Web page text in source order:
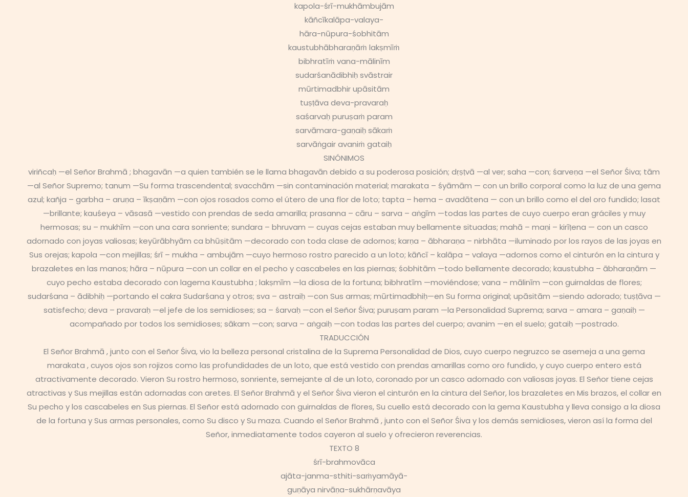
kapola-śrī-mukhāmbujām
kāñcīkalāpa-valaya-
hāra-nūpura-śobhitām
kaustubhābharaṇāṁ lakṣmīṁ
bibhratīṁ vana-mālinīm
sudarśanādibhiḥ svāstrair
mūrtimadbhir upāsitām
tuṣṭāva deva-pravaraḥ
saśarvaḥ puruṣaṁ param
sarvāmara-gaṇaiḥ sākaṁ
sarvāṅgair avaniṁ gataiḥ
SINÓNIMOS
viriñcaḥ —el Señor Brahmā ; bhagavān —a quien también se le llama bhagavān debido a su poderosa posición; dṛṣṭvā —al ver; saha —con; śarveṇa —el Señor Śiva; tām
—al Señor Supremo; tanum —Su forma trascendental; svacchām —sin contaminación material; marakata – śyāmām — con un brillo corporal como la luz de una gema
azul; kañja – garbha – aruṇa – īkṣaṇām —con ojos rosados ​​como el útero de una flor de loto; tapta – hema – avadātena — con un brillo como el del oro fundido; lasat
—brillante; kauśeya – vāsasā —vestido con prendas de seda amarilla; prasanna – cāru – sarva – aṅgīm —todas las partes de cuyo cuerpo eran gráciles y muy
hermosas; su – mukhīm —con una cara sonriente; sundara – bhruvam — cuyas cejas estaban muy bellamente situadas; mahā – maṇi – kirīṭena — con un casco
adornado con joyas valiosas; keyūrābhyām ca bhūṣitām —decorado con toda clase de adornos; karṇa – ābharaṇa – nirbhāta —iluminado por los rayos de las joyas en
Sus orejas; kapola —con mejillas; śrī – mukha – ambujām —cuyo hermoso rostro parecido a un loto; kāñcī – kalāpa – valaya —adornos como el cinturón en la cintura y
brazaletes en las manos; hāra – nūpura —con un collar en el pecho y cascabeles en las piernas; śobhitām —todo bellamente decorado; kaustubha – ābharaṇām —
cuyo pecho estaba decorado con lagema Kaustubha ; lakṣmīm —la diosa de la fortuna; bibhratīm —moviéndose; vana – mālinīm —con guirnaldas de flores;
sudarśana – ādibhiḥ —portando el cakra Sudarśana y otros; sva – astraiḥ —con Sus armas; mūrtimadbhiḥ—en Su forma original; upāsitām —siendo adorado; tuṣṭāva —
satisfecho; deva – pravaraḥ —el jefe de los semidioses; sa – śarvaḥ —con el Señor Śiva; puruṣam param —la Personalidad Suprema; sarva – amara – gaṇaiḥ —
acompañado por todos los semidioses; sākam —con; sarva – aṅgaiḥ —con todas las partes del cuerpo; avanim —en el suelo; gataiḥ —postrado.
TRADUCCIÓN
El Señor Brahmā , junto con el Señor Śiva, vio la belleza personal cristalina de la Suprema Personalidad de Dios, cuyo cuerpo negruzco se asemeja a una gema
marakata , cuyos ojos son rojizos como las profundidades de un loto, que está vestido con prendas amarillas como oro fundido, y cuyo cuerpo entero está
atractivamente decorado. Vieron Su rostro hermoso, sonriente, semejante al de un loto, coronado por un casco adornado con valiosas joyas. El Señor tiene cejas
atractivas y Sus mejillas están adornadas con aretes. El Señor Brahmā y el Señor Śiva vieron el cinturón en la cintura del Señor, los brazaletes en Mis brazos, el collar en
Su pecho y los cascabeles en Sus piernas. El Señor está adornado con guirnaldas de flores, Su cuello está decorado con la gema Kaustubha y lleva consigo a la diosa
de la fortuna y Sus armas personales, como Su disco y Su maza. Cuando el Señor Brahmā , junto con el Señor Śiva y los demás semidioses, vieron así la forma del
Señor, inmediatamente todos cayeron al suelo y ofrecieron reverencias.
TEXTO 8
śrī-brahmovāca
ajāta-janma-sthiti-saṁyamāyā-
guṇāya nirvāṇa-sukhārṇavāya